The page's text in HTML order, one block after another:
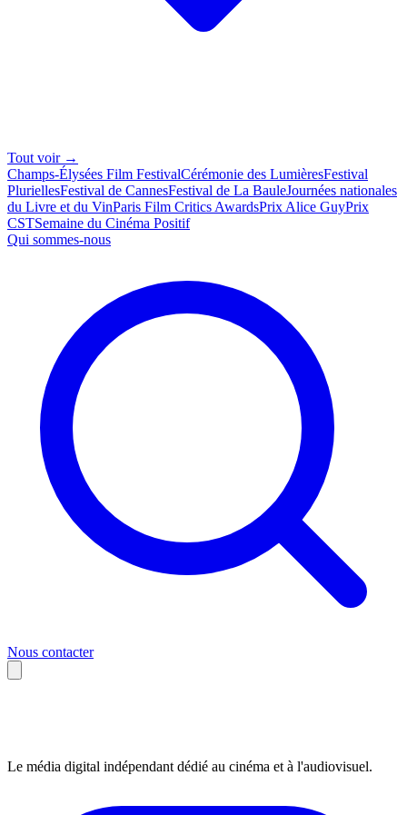
Tout voir →
Champs-Élysées Film FestivalCérémonie des LumièresFestival
PluriellesFestival de CannesFestival de La BauleJournées nationales
du Livre et du VinParis Film Critics AwardsPrix Alice GuyPrix
CSTSemaine du Cinéma Positif
Qui sommes-nous
Nous contacter
Le média digital indépendant dédié au cinéma et à l'audiovisuel.